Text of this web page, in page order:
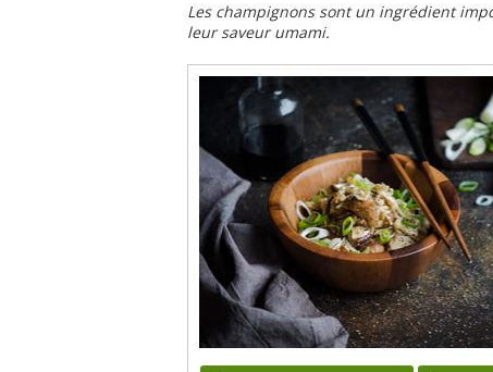
Les champignons sont un ingrédient
leur saveur umami.